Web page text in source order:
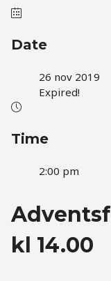
Date
26 nov 2019
Expired!
Time
2:00 pm
kl 14.00